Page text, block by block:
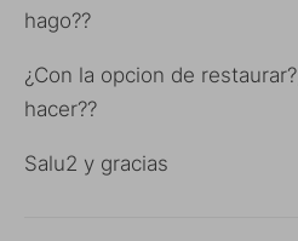
hago??
¿Con la opcion de
hacer??
Salu2 y gracias